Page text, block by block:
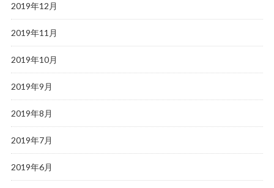
2019年12月
2019年11月
2019年10月
2019年9月
2019年8月
2019年7月
2019年6月